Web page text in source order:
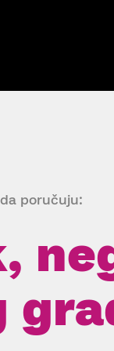
poručuju: